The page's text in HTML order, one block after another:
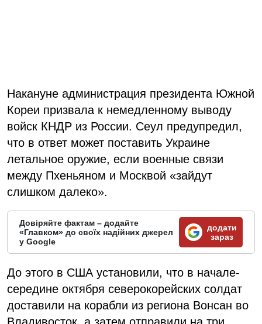
Накануне администрация президента Южной
Кореи призвала к немедленному выводу
войск КНДР из России. Сеул предупредил,
что в ответ может поставить Украине
летальное оружие, если военные связи
между Пхеньяном и Москвой «зайдут
слишком далеко».
Довіряйте фактам – додайте
«Главком» до своїх надійних джерел
у Google
додати
зараз
До этого в США установили, что в начале-
середине октября северокорейских солдат
доставили на корабли из региона Вонсан во